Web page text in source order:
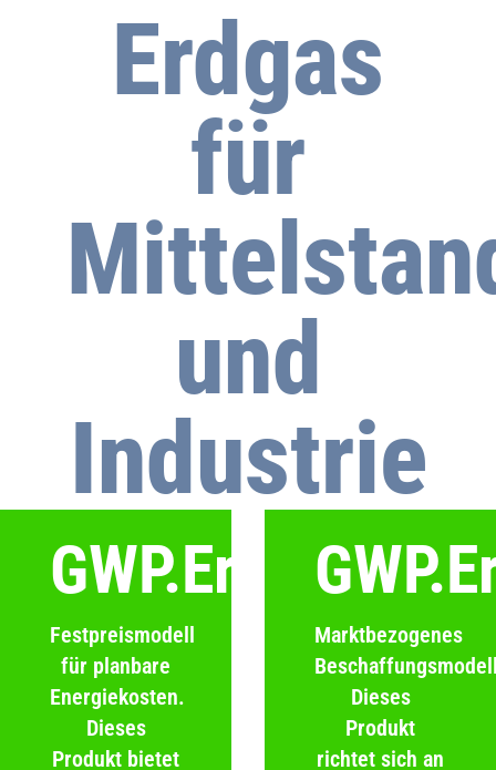
Erdgas
für
und
Industrie
Festpreismodell
für planbare
Energiekosten.
Dieses
Produkt bietet
Marktbezogenes
Dieses
Produkt
richtet sich an